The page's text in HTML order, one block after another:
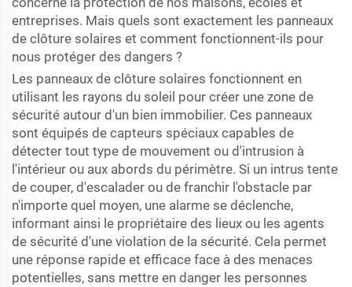
entreprises. Mais quels sont exactement les panneaux
de clôture solaires et comment fonctionnent-ils pour
nous protéger des dangers ?
Les panneaux de clôture solaires fonctionnent en
utilisant les rayons du soleil pour créer une zone de
sécurité autour d'un bien immobilier. Ces panneaux
sont équipés de capteurs spéciaux capables de
détecter tout type de mouvement ou d'intrusion à
l'intérieur ou aux abords du périmètre. Si un intrus tente
de couper, d'escalader ou de franchir l'obstacle par
n'importe quel moyen, une alarme se déclenche,
informant ainsi le propriétaire des lieux ou les agents
de sécurité d'une violation de la sécurité. Cela permet
une réponse rapide et efficace face à des menaces
potentielles, sans mettre en danger les personnes